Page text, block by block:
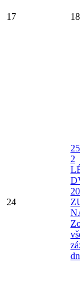
17 18
24
25
2